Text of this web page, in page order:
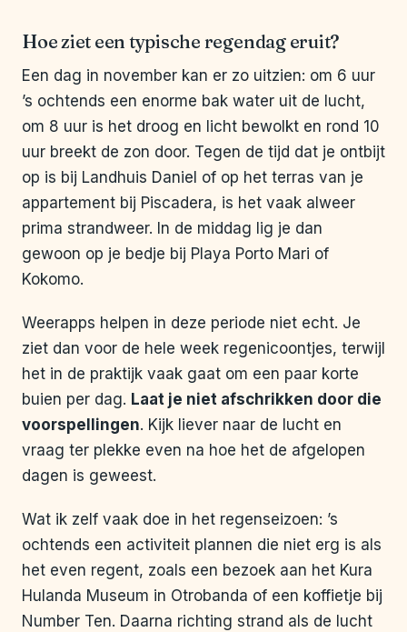
Hoe ziet een typische regendag eruit?
Een dag in november kan er zo uitzien: om 6 uur
’s ochtends een enorme bak water uit de lucht,
om 8 uur is het droog en licht bewolkt en rond 10
uur breekt de zon door. Tegen de tijd dat je ontbijt
op is bij Landhuis Daniel of op het terras van je
appartement bij Piscadera, is het vaak alweer
prima strandweer. In de middag lig je dan
gewoon op je bedje bij Playa Porto Mari of
Kokomo.
Weerapps helpen in deze periode niet echt. Je
ziet dan voor de hele week regenicoontjes, terwijl
het in de praktijk vaak gaat om een paar korte
buien per dag. Laat je niet afschrikken door die
voorspellingen. Kijk liever naar de lucht en
vraag ter plekke even na hoe het de afgelopen
dagen is geweest.
Wat ik zelf vaak doe in het regenseizoen: ’s
ochtends een activiteit plannen die niet erg is als
het even regent, zoals een bezoek aan het Kura
Hulanda Museum in Otrobanda of een koffietje bij
Number Ten. Daarna richting strand als de lucht